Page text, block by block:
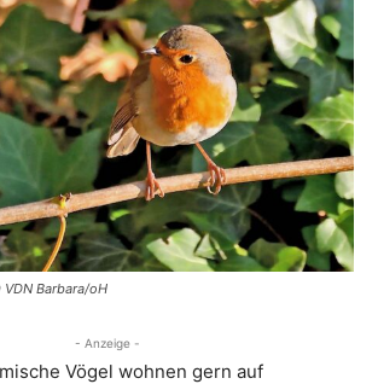
Barbara/oH
- Anzeige -
Vögel wohnen gern auf